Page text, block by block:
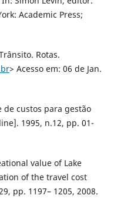
Academic Press;
Rotas.
> Acesso em: 06 de Jan.
de custos para gestão
1995, n.12, pp. 01-
value of Lake
of the travel cost
pp. 1197– 1205, 2008.